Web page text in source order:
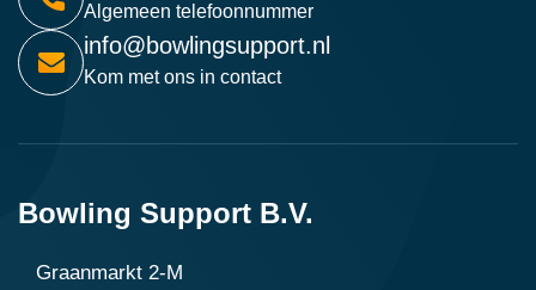
Algemeen telefoonnummer
info@bowlingsupport.nl
Kom met ons in contact
Bowling Support B.V.
Graanmarkt 2-M